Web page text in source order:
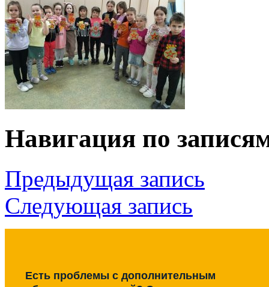
Навигация по
Предыдущая запись
Следующая запись
Есть проблемы с дополнительным